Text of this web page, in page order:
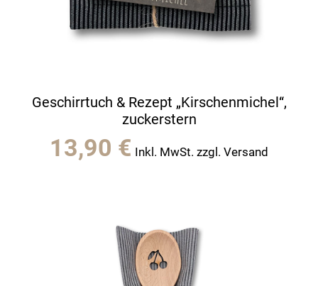
Geschirrtuch & Rezept „Kirschenmichel“,
zuckerstern
13,90 € Inkl. MwSt. zzgl. Versand